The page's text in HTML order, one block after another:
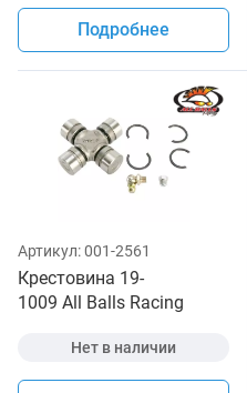
Подробнее
Артикул:001-2561
Крестовина 19-
1009 All Balls Racing
Нет в наличии